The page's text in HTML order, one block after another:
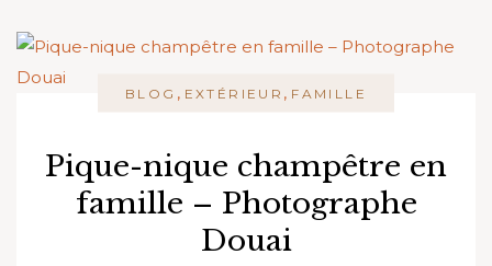
BLOG , EXTÉRIEUR , FAMILLE
Pique-nique champêtre en
famille – Photographe
Douai